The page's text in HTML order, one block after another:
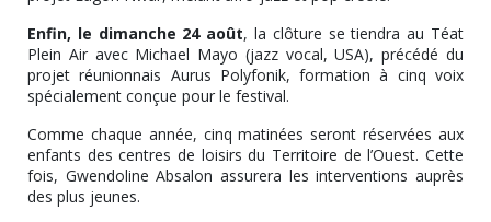
Enfin, le dimanche 24 août, la clôture se tiendra au Téat
Plein Air avec Michael Mayo (jazz vocal, USA), précédé du
projet réunionnais Aurus Polyfonik, formation à cinq voix
spécialement conçue pour le festival.
Comme chaque année, cinq matinées seront réservées aux
enfants des centres de loisirs du Territoire de l’Ouest. Cette
fois, Gwendoline Absalon assurera les interventions auprès
des plus jeunes.